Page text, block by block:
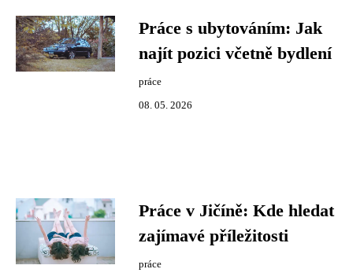
Práce s ubytováním: Jak
najít pozici včetně bydlení
práce
08. 05. 2026
Práce v Jičíně: Kde hledat
zajímavé příležitosti
práce